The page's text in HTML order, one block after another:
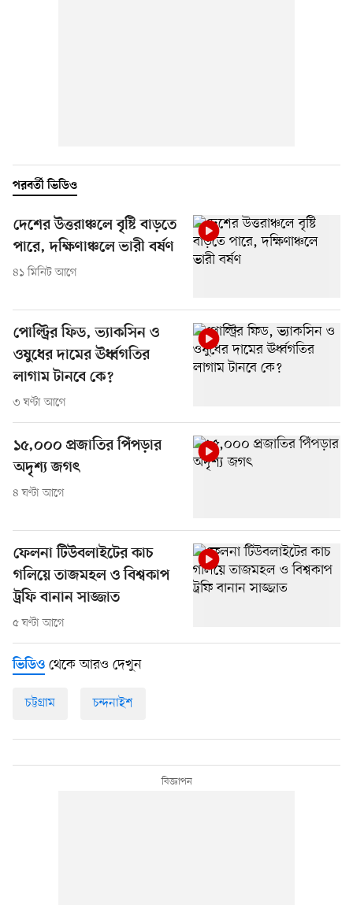
পরবর্তী ভিডিও
দেশের উত্তরাঞ্চলে বৃষ্টি বাড়তে
পারে, দক্ষিণাঞ্চলে ভারী বর্ষণ
৪১ মিনিট আগে
পোল্ট্রির ফিড, ভ্যাকসিন ও
ওষুধের দামের ঊর্ধ্বগতির
লাগাম টানবে কে?
৩ ঘণ্টা আগে
১৫,০০০ প্রজাতির পিঁপড়ার
অদৃশ্য জগৎ
৪ ঘণ্টা আগে
ফেলনা টিউবলাইটের কাচ
গলিয়ে তাজমহল ও বিশ্বকাপ
ট্রফি বানান সাজ্জাত
৫ ঘণ্টা আগে
ভিডিও থেকে আরও দেখুন
চট্টগ্রাম চন্দনাইশ